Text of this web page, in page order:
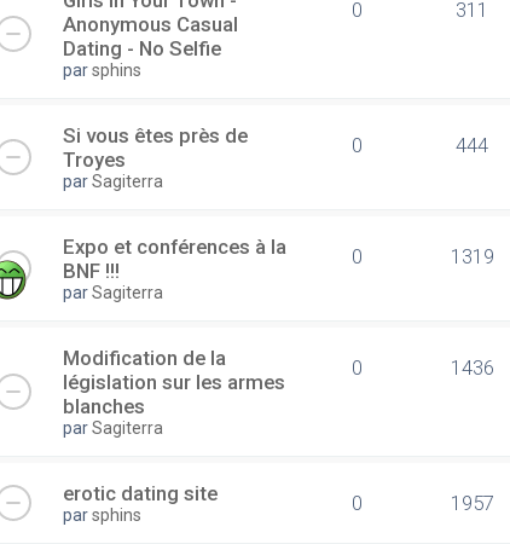
Anonymous Casual
Dating - No Selfie
parsphins
0 311
Si vous êtes près de
Troyes
parSagiterra
0 444
Expo et conférences à la
BNF !!!
parSagiterra
0 1319
Modification de la
législation sur les armes
blanches
parSagiterra
0 1436
erotic dating site
parsphins 0 1957